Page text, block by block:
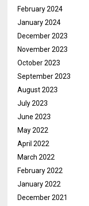
February 2024
January 2024
December 2023
November 2023
October 2023
September 2023
August 2023
July 2023
June 2023
May 2022
April 2022
March 2022
February 2022
January 2022
December 2021